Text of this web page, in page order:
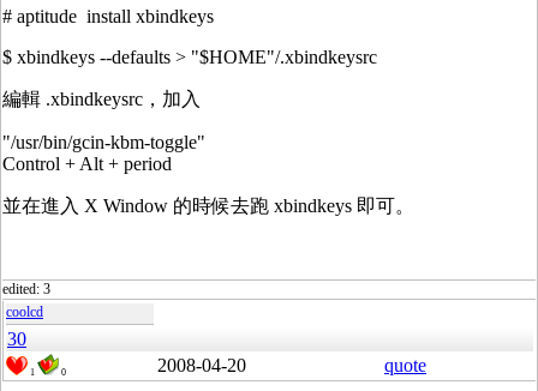
# aptitude install xbindkeys
$ xbindkeys --defaults > "$HOME"/.xbindkeysrc
編輯 .xbindkeysrc，加入
"/usr/bin/gcin-kbm-toggle"
Control + Alt + period
並在進入 X Window 的時候去跑 xbindkeys 即可。
edited: 3
coolcd
30
1 0 2008-04-20 quote